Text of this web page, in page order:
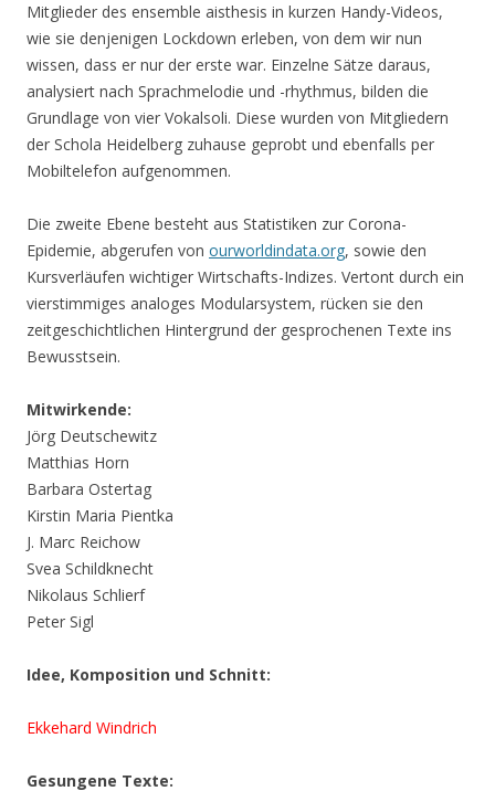
Mitglieder des ensemble aisthesis in kurzen Handy-Videos,
wie sie denjenigen Lockdown erleben, von dem wir nun
wissen, dass er nur der erste war. Einzelne Sätze daraus,
analysiert nach Sprachmelodie und -rhythmus, bilden die
Grundlage von vier Vokalsoli. Diese wurden von Mitgliedern
der Schola Heidelberg zuhause geprobt und ebenfalls per
Mobiltelefon aufgenommen.
Die zweite Ebene besteht aus Statistiken zur Corona-
Epidemie, abgerufen von ourworldindata.org, sowie den
Kursverläufen wichtiger Wirtschafts-Indizes. Vertont durch ein
vierstimmiges analoges Modularsystem, rücken sie den
zeitgeschichtlichen Hintergrund der gesprochenen Texte ins
Bewusstsein.
Mitwirkende:
Jörg Deutschewitz
Matthias Horn
Barbara Ostertag
Kirstin Maria Pientka
J. Marc Reichow
Svea Schildknecht
Nikolaus Schlierf
Peter Sigl
Idee, Komposition und Schnitt:
Ekkehard Windrich
Gesungene Texte: